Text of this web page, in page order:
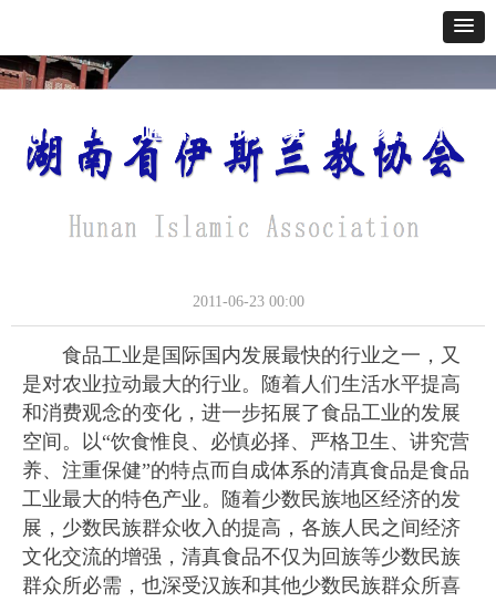
网站首页 通讯报道 政策法规 经典教义 寺貌风采
八、生产经营清真食品必须遵守法规
2011-06-23 00:00
食品工业是国际国内发展最快的行业之一，又
是对农业拉动最大的行业。随着人们生活水平提高
和消费观念的变化，进一步拓展了食品工业的发展
空间。以“饮食惟良、必慎必择、严格卫生、讲究营
养、注重保健”的特点而自成体系的清真食品是食品
工业最大的特色产业。随着少数民族地区经济的发
展，少数民族群众收入的提高，各族人民之间经济
文化交流的增强，清真食品不仅为回族等少数民族
群众所必需，也深受汉族和其他少数民族群众所喜